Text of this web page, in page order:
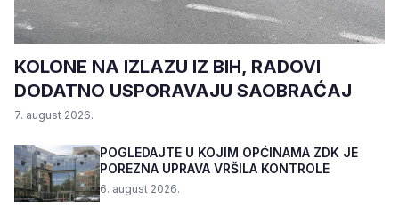
KOLONE NA IZLAZU IZ BIH, RADOVI
DODATNO USPORAVAJU SAOBRAĆAJ
7. august 2026.
POGLEDAJTE U KOJIM OPĆINAMA ZDK JE
POREZNA UPRAVA VRŠILA KONTROLE
6. august 2026.